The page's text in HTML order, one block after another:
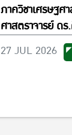
ภาควิชาเศรษฐศ
ศาสตราจารย์ ด
รับแต่งตั้งให้ดำ
และพันธกิจเพื่อ
27 JUL 2026